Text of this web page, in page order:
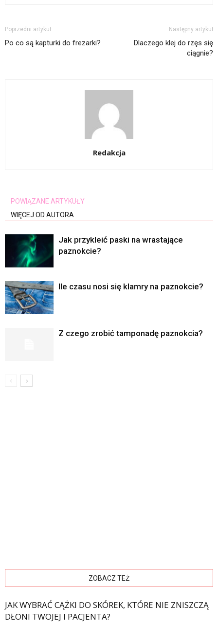
Poprzedni artykuł
Po co są kapturki do frezarki?
Następny artykuł
Dlaczego klej do rzęs się
ciągnie?
Redakcja
POWIĄZANE ARTYKUŁY
WIĘCEJ OD AUTORA
Jak przykleić paski na wrastające
paznokcie?
Ile czasu nosi się klamry na paznokcie?
Z czego zrobić tamponadę paznokcia?
ZOBACZ TEŻ
JAK WYBRAĆ CĄŻKI DO SKÓREK, KTÓRE NIE ZNISZCZĄ
DŁONI TWOJEJ I PACJENTA?